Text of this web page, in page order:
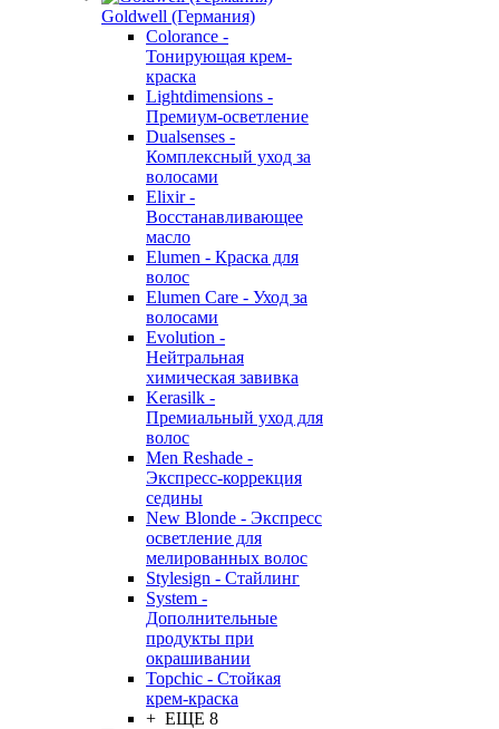
Goldwell (Германия)
Colorance -
Тонирующая крем-
краска
Lightdimensions -
Премиум-осветление
Dualsenses -
Комплексный уход за
волосами
Elixir -
Восстанавливающее
масло
Elumen - Краска для
волос
Elumen Care - Уход за
волосами
Evolution -
Нейтральная
химическая завивка
Kerasilk -
Премиальный уход для
волос
Men Reshade -
Экспресс-коррекция
седины
New Blonde - Экспресс
осветление для
мелированных волос
Stylesign - Стайлинг
System -
Дополнительные
продукты при
окрашивании
Topchic - Стойкая
крем-краска
+ ЕЩЕ 8